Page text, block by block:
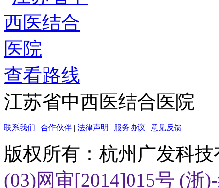
查看路线
江苏省中西医结合医院
联系我们 | 合作伙伴 | 法律声明 | 服务协议 | 意见反馈
版权所有：杭州广发科
(03)网审[2014]015号 (浙